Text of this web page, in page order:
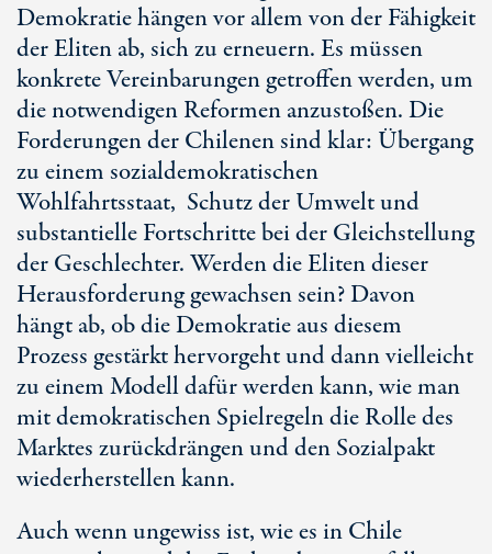
Demokratie hängen vor allem von der Fähigkeit
der Eliten ab, sich zu erneuern. Es müssen
konkrete Vereinbarungen getroffen werden, um
die notwendigen Reformen anzustoßen. Die
Forderungen der Chilenen sind klar: Übergang
zu einem sozialdemokratischen
Wohlfahrtsstaat, Schutz der Umwelt und
substantielle Fortschritte bei der Gleichstellung
der Geschlechter. Werden die Eliten dieser
Herausforderung gewachsen sein? Davon
hängt ab, ob die Demokratie aus diesem
Prozess gestärkt hervorgeht und dann vielleicht
zu einem Modell dafür werden kann, wie man
mit demokratischen Spielregeln die Rolle des
Marktes zurückdrängen und den Sozialpakt
wiederherstellen kann.
Auch wenn ungewiss ist, wie es in Chile